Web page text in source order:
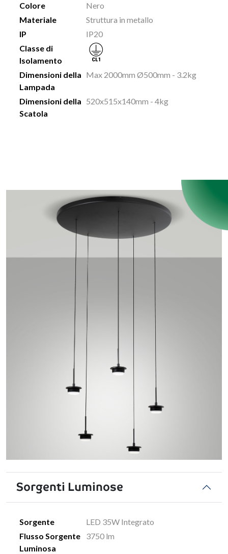
Colore
Nero
Materiale
Struttura in metallo
IP
IP20
Classe di
Isolamento
Dimensioni della
Lampada
Max 2000mm Ø500mm - 3.2kg
Dimensioni della
Scatola
520x515x140mm - 4kg
Sorgenti Luminose
Sorgente
LED 35W Integrato
Flusso Sorgente
Luminosa
3750 lm